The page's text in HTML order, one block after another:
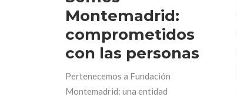
Montemadrid:
comprometidos
con las personas
Pertenecemos a Fundación
Montemadrid: una entidad